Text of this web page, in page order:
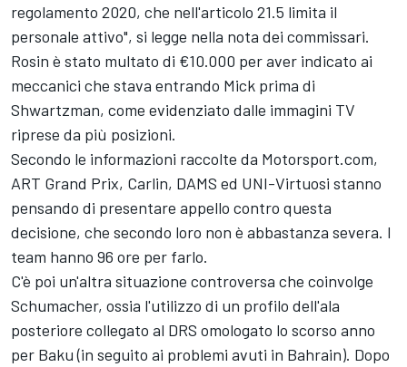
regolamento 2020, che nell'articolo 21.5 limita il
personale attivo", si legge nella nota dei commissari.
Rosin è stato multato di €10.000 per aver indicato ai
meccanici che stava entrando Mick prima di
Shwartzman, come evidenziato dalle immagini TV
riprese da più posizioni.
Secondo le informazioni raccolte da Motorsport.com,
ART Grand Prix, Carlin, DAMS ed UNI-Virtuosi stanno
pensando di presentare appello contro questa
decisione, che secondo loro non è abbastanza severa. I
team hanno 96 ore per farlo.
C'è poi un'altra situazione controversa che coinvolge
Schumacher, ossia l'utilizzo di un profilo dell'ala
posteriore collegato al DRS omologato lo scorso anno
per Baku (in seguito ai problemi avuti in Bahrain). Dopo